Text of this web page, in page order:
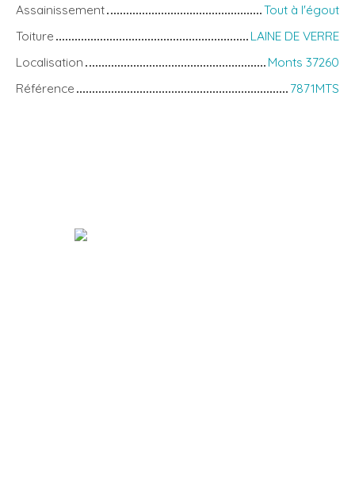
Assainissement
Tout à l'égout
Toiture
LAINE DE VERRE
Localisation
Monts 37260
Référence
7871MTS